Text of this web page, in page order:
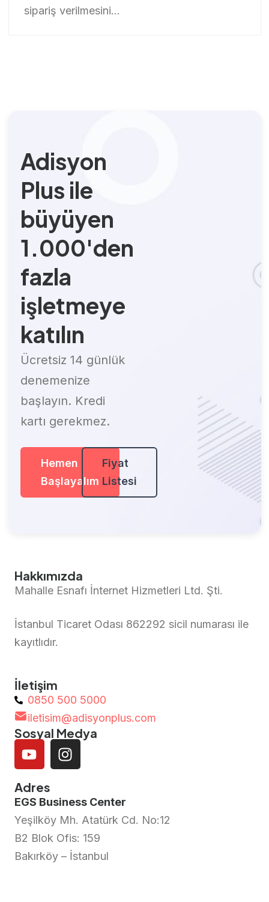
sipariş verilmesini...
Adisyon
Plus ile
büyüyen
1.000'den
fazla
işletmeye
katılın
Ücretsiz 14 günlük
denemenize
başlayın. Kredi
kartı gerekmez.
Hemen
Başlayalım
Fiyat
Listesi
Hakkımızda
Mahalle Esnafı İnternet Hizmetleri Ltd. Şti.
İstanbul Ticaret Odası 862292 sicil numarası ile
kayıtlıdır.
İletişim
0850 500 5000
iletisim@adisyonplus.com
Sosyal Medya
Adres
EGS Business Center
Yeşilköy Mh. Atatürk Cd. No:12
B2 Blok Ofis: 159
Bakırköy – İstanbul